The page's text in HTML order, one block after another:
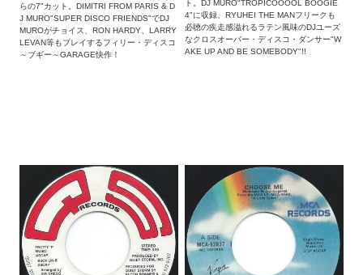
らの7"カット。DIMITRI FROM PARIS & D
J MURO"SUPER DISCO FRIENDS"でDJ
MUROがチョイス、RON HARDY、LARRY
LEVAN等もプレイするフィリー・ディスコ
～ブギー～GARAGE快作！
ト。DJ MURO"TROPICOOOOL BOOGIE
4"に収録、RYUHEI THE MANフリークも
必聴の疾走感溢れるラテン風味のDJユーズ
なクロスオーバー・ディスコ・ダンサー"W
AKE UP AND BE SOMEBODY"!!